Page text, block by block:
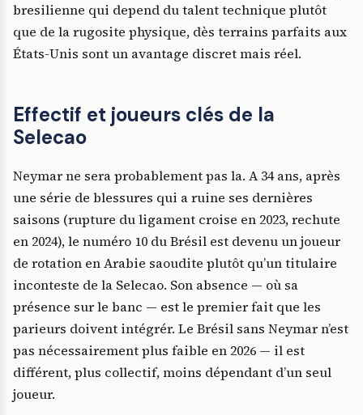
bresilienne qui depend du talent technique plutôt
que de la rugosite physique, dès terrains parfaits aux
États-Unis sont un avantage discret mais réel.
Effectif et joueurs clés de la
Selecao
Neymar ne sera probablement pas la. A 34 ans, après
une série de blessures qui a ruine ses dernières
saisons (rupture du ligament croise en 2023, rechute
en 2024), le numéro 10 du Brésil est devenu un joueur
de rotation en Arabie saoudite plutôt qu’un titulaire
inconteste de la Selecao. Son absence — où sa
présence sur le banc — est le premier fait que les
parieurs doivent intégrér. Le Brésil sans Neymar n’est
pas nécessairement plus faible en 2026 — il est
différent, plus collectif, moins dépendant d’un seul
joueur.